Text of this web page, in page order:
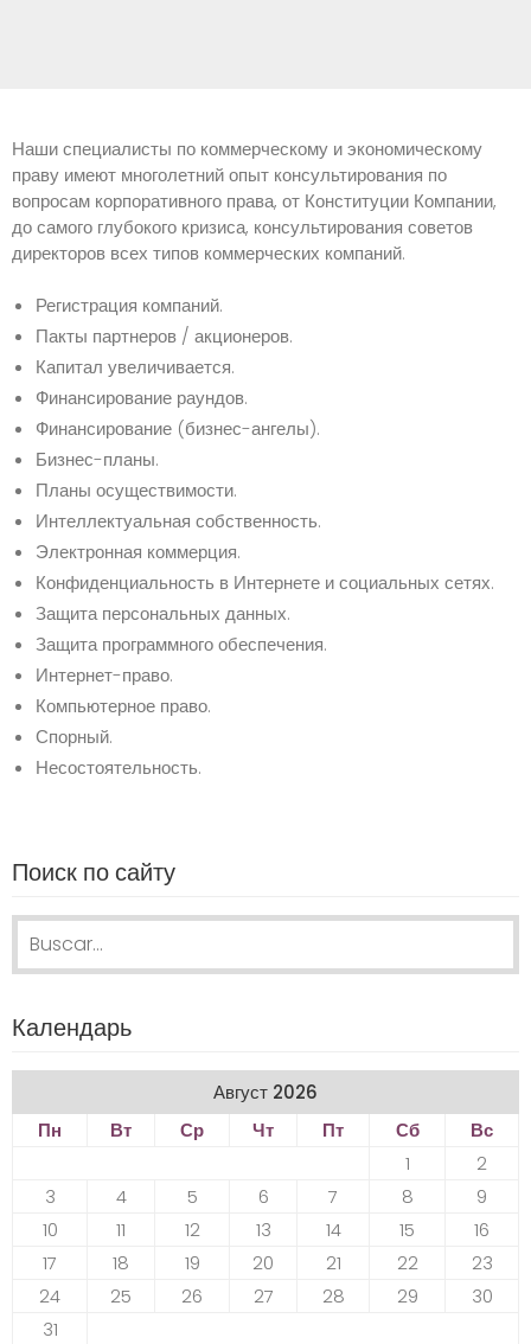
Наши специалисты по коммерческому и экономическому
праву имеют многолетний опыт консультирования по
вопросам корпоративного права, от Конституции Компании,
до самого глубокого кризиса, консультирования советов
директоров всех типов коммерческих компаний.
Регистрация компаний.
Пакты партнеров / акционеров.
Капитал увеличивается.
Финансирование раундов.
Финансирование (бизнес-ангелы).
Бизнес-планы.
Планы осуществимости.
Интеллектуальная собственность.
Электронная коммерция.
Конфиденциальность в Интернете и социальных сетях.
Защита персональных данных.
Защита программного обеспечения.
Интернет-право.
Компьютерное право.
Спорный.
Несостоятельность.
Поиск по сайту
Календарь
Август 2026
Пн
Вт Ср Чт Пт Сб Вс
1
2
3
4 5 6 7 8
9
10
11 12 13 14 15
16
17
18 19 20 21 22
23
24
25 26 27 28 29
30
31